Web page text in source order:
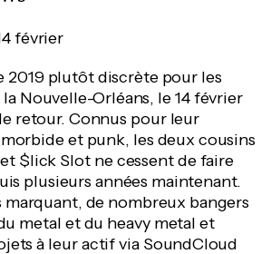
février
2019 plutôt discrète pour les
Nouvelle-Orléans, le 14 février
retour. Connus pour leur
et punk, les deux cousins
$lick Slot ne cessent de faire
plusieurs années maintenant.
marquant, de nombreux bangers
metal et du heavy metal et
à leur actif via SoundCloud